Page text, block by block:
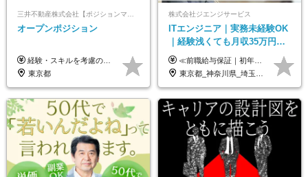
オープンポジション
経験・スキルを考慮の上、決定します。 ▼参考情報 ----------------------- ＜想定年収850万円～1,500万円（基礎給与・賞与2回含む）＞ 月給42万円～ ※時間外勤務手当・諸手当等別途 ※試用期間3ヶ月 ※残業手当有り
東京都
株式会社ジエンジサービス
ITエンジニア｜実務未経験OK
｜経験浅くても月収35万円～
｜チーム参画中心｜フルリモ
ート可｜自社サービスあり
≪前職給与保証｜初年度想定年収420万円～≫ 月給35万円以上＋決算賞与＋交通費 ※スキル・経験を考慮の上、優遇します ※上記月給には固定残業代月20時間分(4万5000円以上)を含みます。超過した場合は、その分追加支給します ※試用期間3～6ヵ月は固定残業代なし(雇用形態やその他待遇・福利厚生は同じです) ＝＝＝＝＝＝＝＝＝＝＝ ▼実力と成長にこだわった評価制度▼ 年2回の評価で昇給・昇格が決まります。 評価は、就業先のお客様からの評価をベースに、目標達成状況やプロジェクトでの役割・貢献度などを総合的に判断して決定します。 日々の働きぶりを実際に見ているお客様の声を反映することで、より公平で納得感のある評価を実現しています。 また、評価後は面談を通じてフィードバックを行い、今後の成長やキャリアについて一緒に考えていきます。 ▼成長につながる目標設定▼ 半期ごとに、具体的な行動ベースの目標を設定し、その達成度や取り組みのプロセスを評価に反映します。 目標は、お客様からのフィードバックや現場での課題をもとに設定するため、「今何を伸ばすべきか」が明確になります。 また、上司との面談を通じて振り返りと次の目標設定を行い、継続的なスキルアップと市場価値の向上を支援しています。
東京都_神奈川県_埼玉県_千葉県_大阪府_愛知県_北海道_青森県_岩手県_宮城県_秋田県_山形県_福島県_茨城県_栃木県_群馬県_新潟県_山梨県_長野県_富山県_石川県_福井県_静岡県_岐阜県_三重県_兵庫県_京都府_滋賀県_奈良県_和歌山県_広島県_岡山県_鳥取県_島根県_山口県_徳島県_香川県_愛媛県_高知県_福岡県_熊本県_佐賀県_長崎県_大分県_宮崎県_鹿児島県_沖縄県